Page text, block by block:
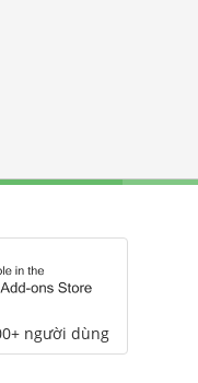
người dùng